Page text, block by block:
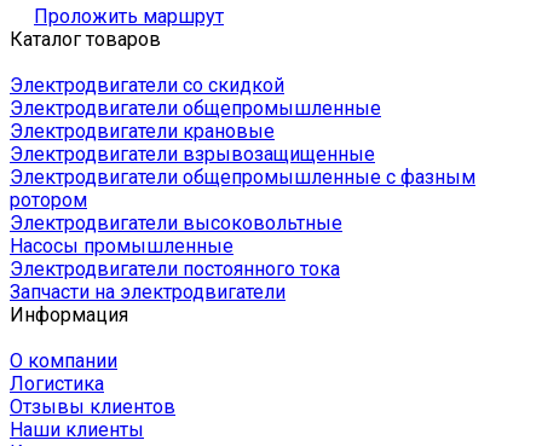
Проложить маршрут
Каталог товаров
Электродвигатели со скидкой
Электродвигатели общепромышленные
Электродвигатели крановые
Электродвигатели взрывозащищенные
Электродвигатели общепромышленные с фазным
ротором
Электродвигатели высоковольтные
Насосы промышленные
Электродвигатели постоянного тока
Запчасти на электродвигатели
Информация
О компании
Логистика
Отзывы клиентов
Наши клиенты